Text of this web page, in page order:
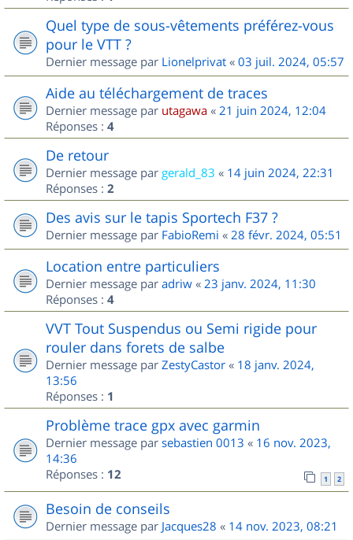
Quel type de sous-vêtements préférez-vous
pour le VTT ?
Dernier message par Lionelprivat « 03 juil. 2024, 05:57
Aide au téléchargement de traces
Dernier message par utagawa « 21 juin 2024, 12:04
Réponses : 4
De retour
Dernier message par gerald_83 « 14 juin 2024, 22:31
Réponses : 2
Des avis sur le tapis Sportech F37 ?
Dernier message par FabioRemi « 28 févr. 2024, 05:51
Location entre particuliers
Dernier message par adriw « 23 janv. 2024, 11:30
Réponses : 4
VVT Tout Suspendus ou Semi rigide pour
rouler dans forets de salbe
Dernier message par ZestyCastor « 18 janv. 2024,
13:56
Réponses : 1
Problème trace gpx avec garmin
Dernier message par sebastien 0013 « 16 nov. 2023,
14:36
Réponses : 12 1 2
Besoin de conseils
Dernier message par Jacques28 « 14 nov. 2023, 08:21